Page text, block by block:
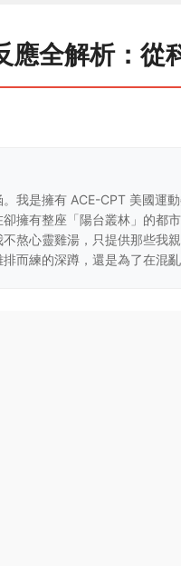
應全解析：從
我是擁有 ACE-CPT 美國運
擁有整座「陽台叢林」的都
不熬心靈雞湯，只提供那些
而練的深蹲，還是為了在混